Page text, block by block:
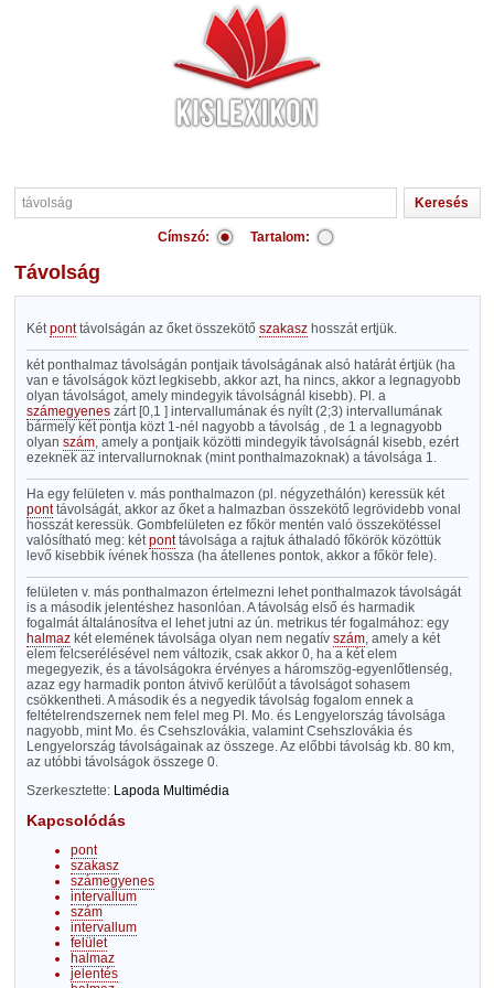
Címszó: Tartalom:
távolság
Kétponttávolságán az őket összekötő szakaszhosszát ertjük.
két ponthalmaz távolságán pontjaik távolságának alsó határát értjük (ha
van e távolságok közt legkisebb, akkor azt, ha nincs, akkor a legnagyobb
olyan távolságot, amely mindegyik távolságnál kisebb). Pl. a
számegyeneszárt [0,1 ] intervallumának és nyílt (2;3) intervallumának
bármely két pontja közt 1-nél nagyobb a távolság , de 1 a legnagyobb
olyan szám, amely a pontjaik közötti mindegyik távolságnál kisebb, ezért
ezeknek az intervallurnoknak (mint ponthalmazoknak) a távolsága 1.
Ha egy felületen v. más ponthalmazon (pl. négyzethálón) keressük két
ponttávolságát, akkor az őket a halmazban összekötő legrövidebb vonal
hosszát keressük. Gombfelületen ez főkör mentén való összekötéssel
valósítható meg: kétponttávolsága a rajtuk áthaladó főkörök közöttük
levő kisebbik ívének hossza (ha átellenes pontok, akkor a főkör fele).
felületen v. más ponthalmazon értelmezni lehet ponthalmazok távolságát
is a második jelentéshez hasonlóan. A távolság első és harmadik
fogalmát általánosítva el lehet jutni az ún. metrikus tér fogalmához: egy
halmazkét elemének távolsága olyan nem negatív szám, amely a két
elem felcserélésével nem változik, csak akkor 0, ha a két elem
megegyezik, és a távolságokra érvényes a háromszög-egyenlőtlenség,
azaz egy harmadik ponton átvivő kerülőút a távolságot sohasem
csökkentheti. A második és a negyedik távolság fogalom ennek a
feltételrendszernek nem felel meg Pl. Mo. és Lengyelország távolsága
nagyobb, mint Mo. és Csehszlovákia, valamint Csehszlovákia és
Lengyelország távolságainak az összege. Az előbbi távolság kb. 80 km,
az utóbbi távolságok összege 0.
Szerkesztette: Lapoda Multimédia
Kapcsolódás
pont
szakasz
számegyenes
intervallum
szám
intervallum
felület
halmaz
jelentés